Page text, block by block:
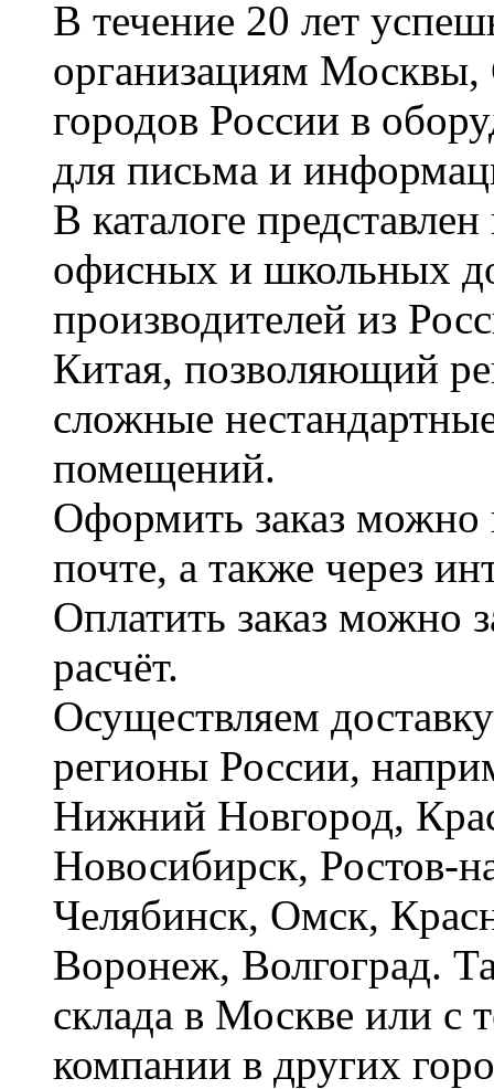
В течение 20 лет
организациям Москвы,
городов России в
для письма и
В каталоге
офисных и школьных
производителей из
Китая, позволяющий
сложные
помещений.
Оформить заказ можно
почте, а также через
Оплатить заказ можно
расчёт.
Осуществляем
регионы России,
Нижний Новгород,
Новосибирск, Ростов-
Челябинск, Омск,
Воронеж, Волгоград.
склада в Москве или с
компании в других